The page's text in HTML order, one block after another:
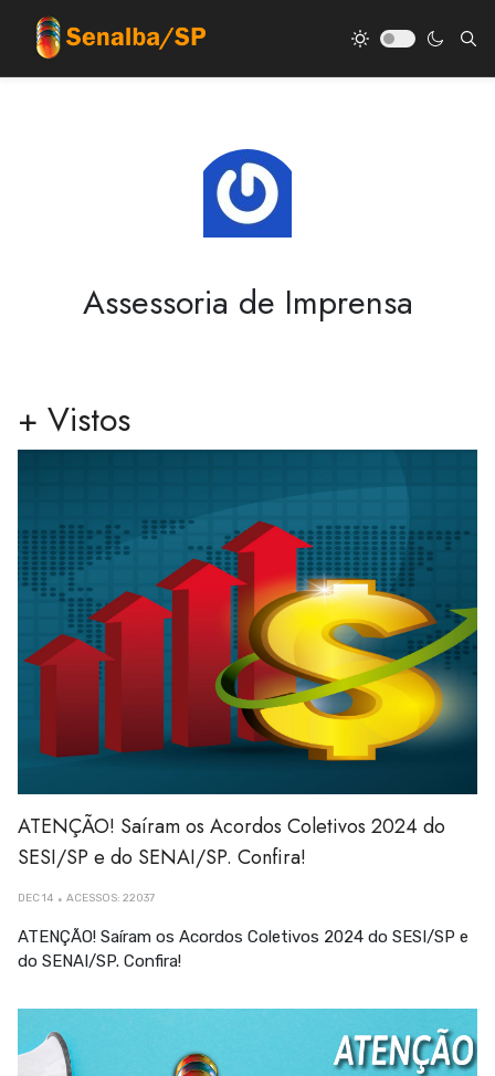
Assessoria de Imprensa
+ Vistos
ATENÇÃO! Saíram os Acordos Coletivos 2024 do
SESI/SP e do SENAI/SP. Confira!
DEC 14 ACESSOS: 22037
ATENÇÃO! Saíram os Acordos Coletivos 2024 do SESI/SP e
do SENAI/SP. Confira!